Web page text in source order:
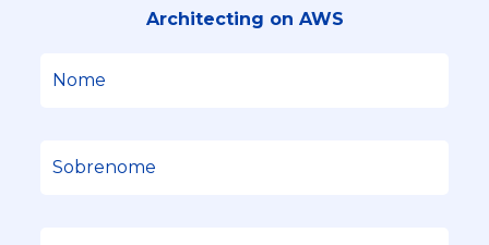
Architecting on AWS